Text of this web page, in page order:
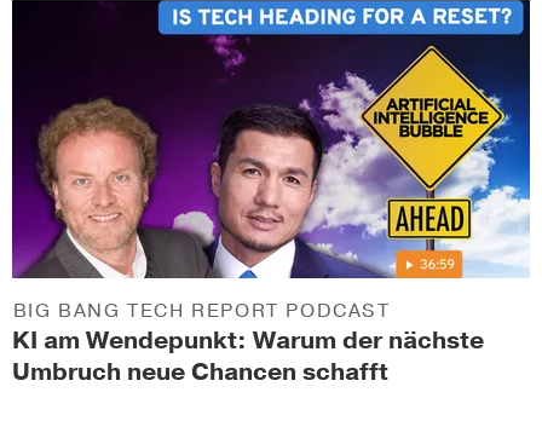
KI am Wendepunkt: Warum der nächste
Umbruch neue Chancen schafft
BIG BANG TECH REPORT PODCAST